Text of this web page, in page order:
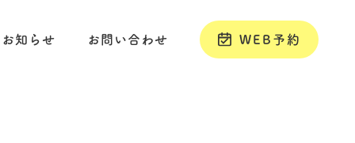
お知らせ お問い合わせ WEB予約